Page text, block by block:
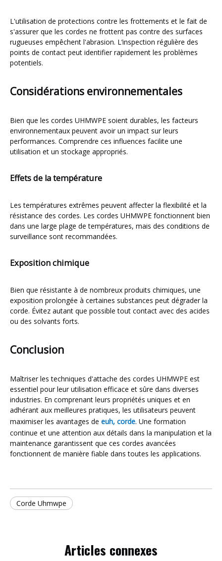
L'utilisation de protections contre les frottements et le fait de
s'assurer que les cordes ne frottent pas contre des surfaces
rugueuses empêchent l'abrasion. L’inspection régulière des
points de contact peut identifier rapidement les problèmes
potentiels.
Considérations environnementales
Bien que les cordes UHMWPE soient durables, les facteurs
environnementaux peuvent avoir un impact sur leurs
performances. Comprendre ces influences facilite une
utilisation et un stockage appropriés.
Effets de la température
Les températures extrêmes peuvent affecter la flexibilité et la
résistance des cordes. Les cordes UHMWPE fonctionnent bien
dans une large plage de températures, mais des conditions de
surveillance sont recommandées.
Exposition chimique
Bien que résistante à de nombreux produits chimiques, une
exposition prolongée à certaines substances peut dégrader la
corde. Évitez autant que possible tout contact avec des acides
ou des solvants forts.
Conclusion
Maîtriser les techniques d'attache des cordes UHMWPE est
essentiel pour leur utilisation efficace et sûre dans diverses
industries. En comprenant leurs propriétés uniques et en
adhérant aux meilleures pratiques, les utilisateurs peuvent
maximiser les avantages de euh, corde. Une formation
continue et une attention aux détails dans la manipulation et la
maintenance garantissent que ces cordes avancées
fonctionnent de manière fiable dans toutes les applications.
Corde Uhmwpe
Articles connexes